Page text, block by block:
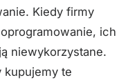
Kiedy firmy
ich
niewykorzystane.
kupujemy te